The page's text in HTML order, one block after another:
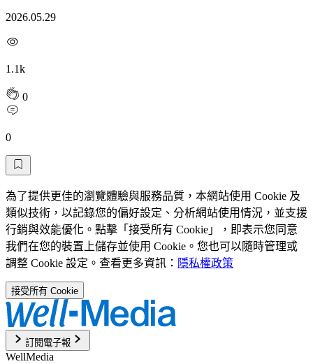
2026.05.29
1.1k
0
0
為了提供更佳的瀏覽體驗與服務品質，本網站使用 Cookie 及
類似技術，以記錄您的偏好設定、分析網站使用情況，並支援
行銷與效能優化。點擊「接受所有 Cookie」，即表示您同意
我們在您的裝置上儲存並使用 Cookie。您也可以隨時管理或
調整 Cookie 設定。查看更多資訊： 隱私權政策
接受所有 Cookie
訂閱電子報
WellMedia